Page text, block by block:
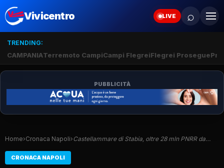
Vivicentro LIVE ⌕
TRENDING:
CAMPANIATerremoto CampiCampi FlegreiFlegrei Prosegue
PUBBLICITÀ
Home›Cronaca Napoli›Castellammare di Stabia, oltre 28 mln PNRR da…
CRONACA NAPOLI